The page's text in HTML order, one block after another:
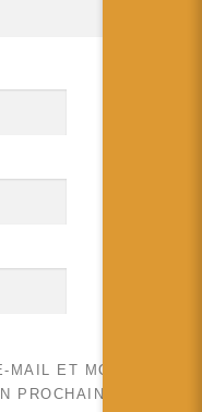
MAIL ET MON SITE
PROCHAIN